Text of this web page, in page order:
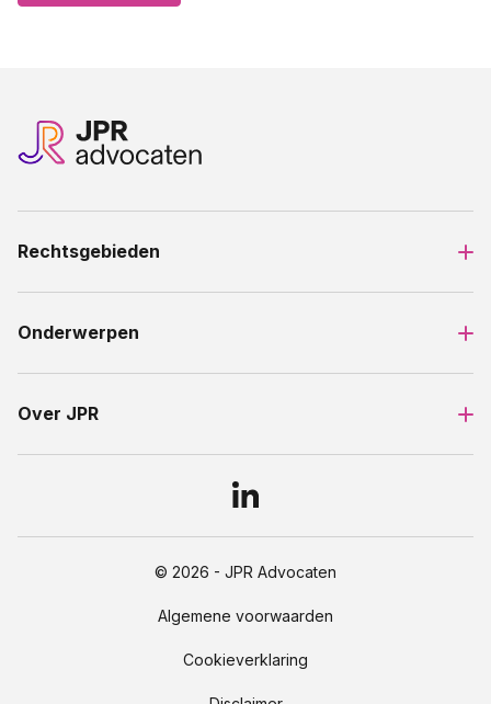
Rechtsgebieden
Onderwerpen
Over JPR
© 2026 - JPR Advocaten
Algemene voorwaarden
Cookieverklaring